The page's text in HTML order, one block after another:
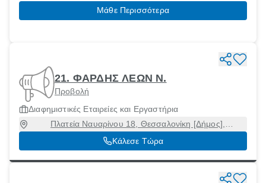
Μάθε Περισσότερα
21. ΦΑΡΔΗΣ ΛΕΩΝ Ν.
Προβολή
Διαφημιστικές Εταιρείες και Εργαστήρια
Πλατεία Ναυαρίνου 18, Θεσσαλονίκη [Δήμος],
Θεσσαλονίκη, 54622
Κάλεσε Τώρα